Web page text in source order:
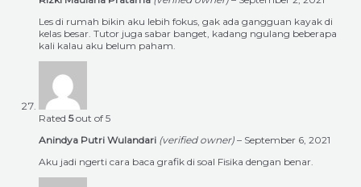
Les di rumah bikin aku lebih fokus, gak ada gangguan kayak di
kelas besar. Tutor juga sabar banget, kadang ngulang beberapa
kali kalau aku belum paham.
Rated 5out of 5
Anindya Putri Wulandari (verified owner) – September 6, 2021
Aku jadi ngerti cara baca grafik di soal Fisika dengan benar.